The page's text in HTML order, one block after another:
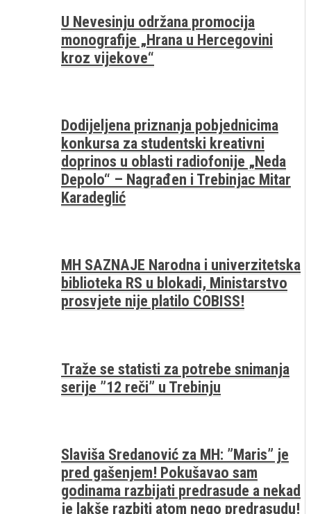
U Nevesinju održana promocija
monografije „Hrana u Hercegovini
kroz vijekove“
Dodijeljena priznanja pobjednicima
konkursa za studentski kreativni
doprinos u oblasti radiofonije „Neda
Depolo“ – Nagrađen i Trebinjac Mitar
Karadeglić
MH SAZNAJE Narodna i univerzitetska
biblioteka RS u blokadi, Ministarstvo
prosvjete nije platilo COBISS!
Traže se statisti za potrebe snimanja
serije ”12 reči” u Trebinju
Slaviša Sredanović za MH: ”Maris” je
pred gašenjem! Pokušavao sam
godinama razbijati predrasude a nekad
je lakše razbiti atom nego predrasudu!